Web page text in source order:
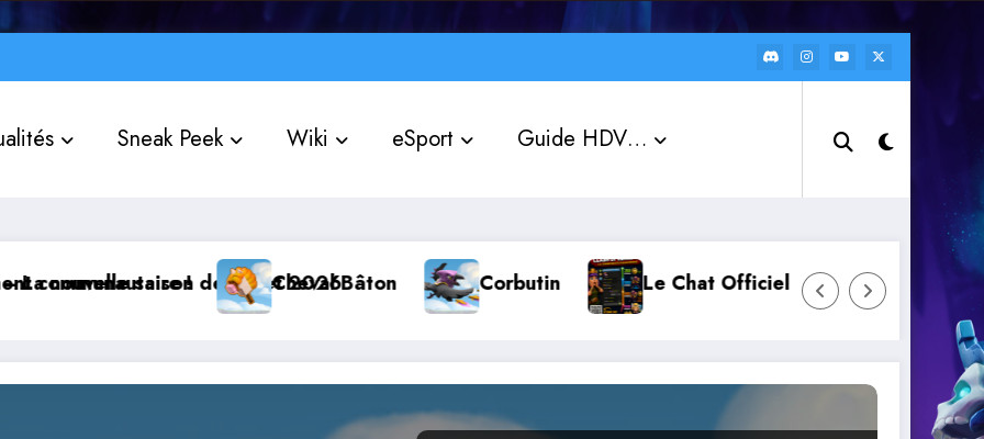
Sneak Peek Wiki eSport Guide HDV…
!
saison de Juillet 2026
Cheval Bâton Corbutin Le Chat Officiel « Clash of Clans FR » :